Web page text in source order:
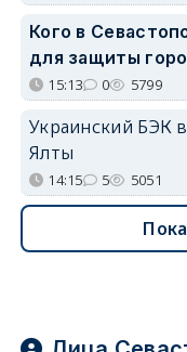
Кого в
для защиты
15:13 0 5799
Украинский БЭК
Ялты
14:15 5 5051